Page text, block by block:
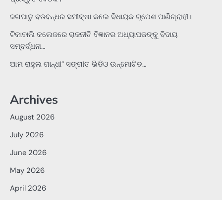
ଜଗପାଡୁ ବଡବନ୍ଧର ସମୀକ୍ଷା କଲେ ବିଧାୟକ ରୂପେଶ ପାଣିଗ୍ରାହୀ।
ଟିକାବାଲି କଲେଜରେ ରାଜନୀତି ବିଜ୍ଞାନର ଅଧ୍ୟାପକଙ୍କୁ ବିଦାୟ
ସମ୍ବର୍ଦ୍ଧନା…
ଆମ ରାହୁଲ ଗାନ୍ଧୀ” ସଙ୍ଗୀତ ଭିଡିଓ ଉନ୍ମୋଚିତ…
Archives
August 2026
July 2026
June 2026
May 2026
April 2026